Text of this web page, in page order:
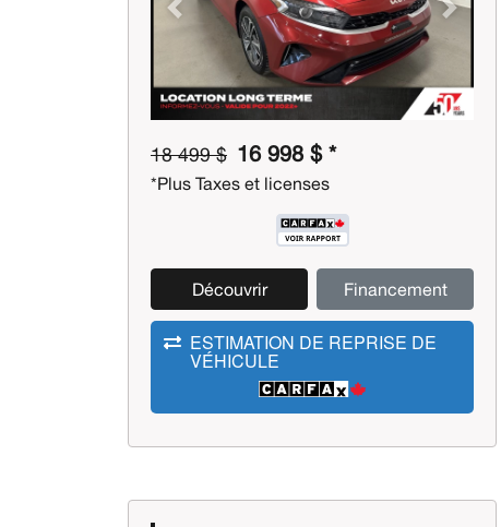
Previous Next
18 499 $ 16 998 $ *
*Plus Taxes et licenses
Découvrir Financement
ESTIMATION DE REPRISE DE
VÉHICULE